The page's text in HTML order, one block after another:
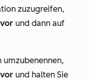
zuzugreifen,
und dann auf
umzubenennen,
und halten Sie